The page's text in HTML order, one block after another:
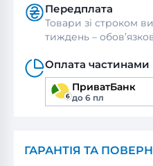
Передплата
Товари зі строком
тиждень –
Оплата частинами
ПриватБанк
до 6 пл
ГАРАНТІЯ ТА